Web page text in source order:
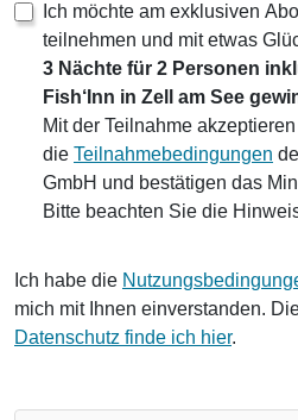
Ich möchte am exklusiven
teilnehmen und mit etwas
3 Nächte für 2 Personen
Fish‘Inn in Zell am See
Mit der Teilnahme
die Teilnahmebedingungen
GmbH und bestätigen das
Bitte beachten Sie die
Ich habe die
mich mit Ihnen einverstanden.
Datenschutz finde ich hier.